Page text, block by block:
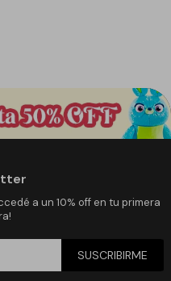
a un 10% off en tu primera
SUSCRIBIRME